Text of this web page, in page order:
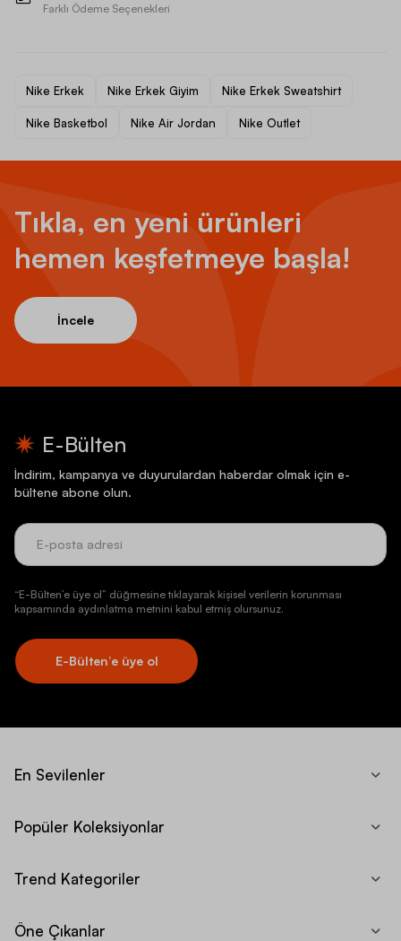
Farklı Ödeme Seçenekleri
Nike Erkek Nike Erkek Giyim Nike Erkek Sweatshirt
Nike Basketbol Nike Air Jordan Nike Outlet
Tıkla, en yeni ürünleri
hemen keşfetmeye başla!
İncele
E-Bülten
İndirim, kampanya ve duyurulardan haberdar olmak için e-
bültene abone olun.
“E-Bülten’e üye ol” düğmesine tıklayarak kişisel verilerin korunması
kapsamında aydınlatma metnini kabul etmiş olursunuz.
E-Bülten’e üye ol
En Sevilenler
Popüler Koleksiyonlar
Trend Kategoriler
Öne Çıkanlar